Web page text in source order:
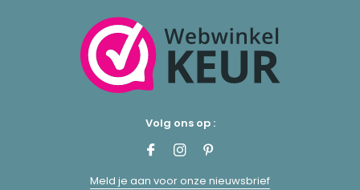
Volg ons op :
Meld je aan voor onze nieuwsbrief